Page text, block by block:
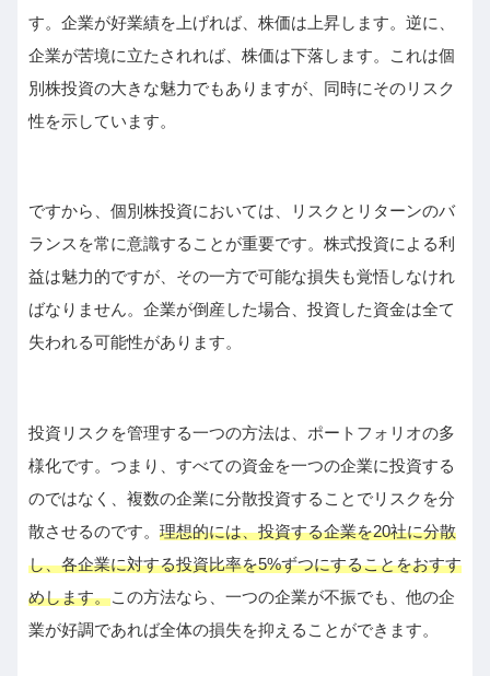
す。企業が好業績を上げれば、株価は上昇します。逆に、
企業が苦境に立たされれば、株価は下落します。これは個
別株投資の大きな魅力でもありますが、同時にそのリスク
性を示しています。
ですから、個別株投資においては、リスクとリターンのバ
ランスを常に意識することが重要です。株式投資による利
益は魅力的ですが、その一方で可能な損失も覚悟しなけれ
ばなりません。企業が倒産した場合、投資した資金は全て
失われる可能性があります。
投資リスクを管理する一つの方法は、ポートフォリオの多
様化です。つまり、すべての資金を一つの企業に投資する
のではなく、複数の企業に分散投資することでリスクを分
散させるのです。 理想的には、投資する企業を20社に分散
し、各企業に対する投資比率を5%ずつにすることをおすす
めします。この方法なら、一つの企業が不振でも、他の企
業が好調であれば全体の損失を抑えることができます。